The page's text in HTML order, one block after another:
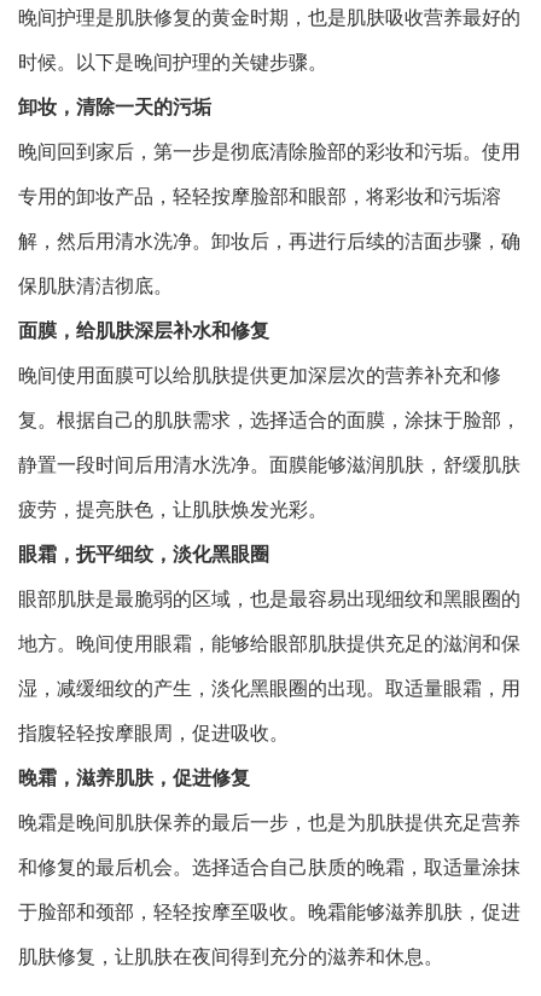
晚间护理是肌肤修复的黄金时期，也是肌肤吸收营养最好的
时候。以下是晚间护理的关键步骤。
卸妆，清除一天的污垢
晚间回到家后，第一步是彻底清除脸部的彩妆和污垢。使用
专用的卸妆产品，轻轻按摩脸部和眼部，将彩妆和污垢溶
解，然后用清水洗净。卸妆后，再进行后续的洁面步骤，确
保肌肤清洁彻底。
面膜，给肌肤深层补水和修复
晚间使用面膜可以给肌肤提供更加深层次的营养补充和修
复。根据自己的肌肤需求，选择适合的面膜，涂抹于脸部，
静置一段时间后用清水洗净。面膜能够滋润肌肤，舒缓肌肤
疲劳，提亮肤色，让肌肤焕发光彩。
眼霜，抚平细纹，淡化黑眼圈
眼部肌肤是最脆弱的区域，也是最容易出现细纹和黑眼圈的
地方。晚间使用眼霜，能够给眼部肌肤提供充足的滋润和保
湿，减缓细纹的产生，淡化黑眼圈的出现。取适量眼霜，用
指腹轻轻按摩眼周，促进吸收。
晚霜，滋养肌肤，促进修复
晚霜是晚间肌肤保养的最后一步，也是为肌肤提供充足营养
和修复的最后机会。选择适合自己肤质的晚霜，取适量涂抹
于脸部和颈部，轻轻按摩至吸收。晚霜能够滋养肌肤，促进
肌肤修复，让肌肤在夜间得到充分的滋养和休息。